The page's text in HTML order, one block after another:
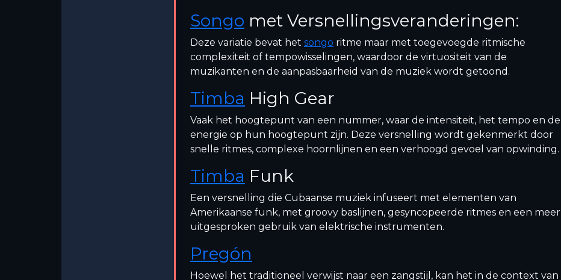
Songo met Versnellingsveranderingen:
Deze variatie bevat het songo ritme maar met toegevoegde ritmische
complexiteit of tempowisselingen, waardoor de virtuositeit van de
muzikanten en de aanpasbaarheid van de muziek wordt getoond.
Timba High Gear
Vaak het hoogtepunt van een nummer, waar de intensiteit, het tempo en de
energie op hun hoogtepunt zijn. Deze versnelling wordt gekenmerkt door
snelle ritmes, complexe hoornlijnen en een verhoogd gevoel van opwinding.
Timba Funk
Een versnelling die Cubaanse muziek infuseert met elementen van
Amerikaanse funk, met groovy baslijnen, gesyncopeerde ritmes en een meer
uitgesproken gebruik van elektrische instrumenten.
Pregón
Hoewel het traditioneel verwijst naar een zangstijl, kan het in de context van